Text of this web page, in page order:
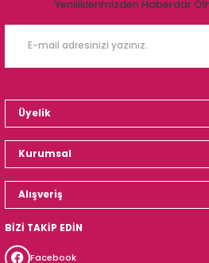
Yeniliklerimizden Haberdar
Üyelik
Kurumsal
Alışveriş
BİZİ TAKİP EDİN
Facebook